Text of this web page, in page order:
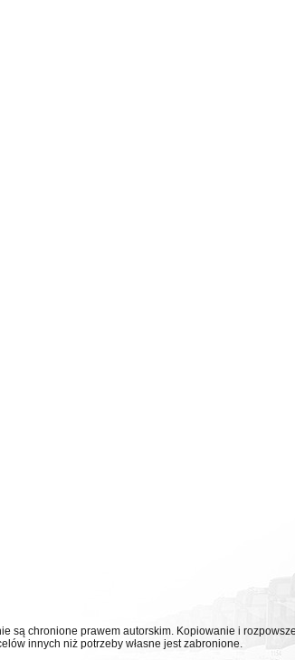
są chronione prawem autorskim. Kopiowanie i
innych niż potrzeby własne jest zabronione.